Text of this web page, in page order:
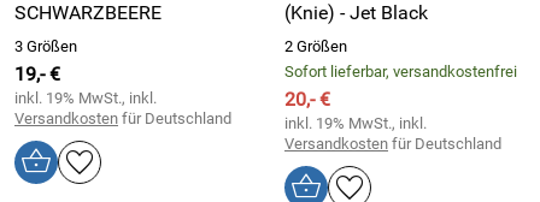
SCHWARZBEERE
3 Größen
19,- €
inkl. 19% MwSt., inkl.
Versandkosten für Deutschland
(Knie) - Jet Black
2 Größen
Sofort lieferbar, versandkostenfrei
20,- €
inkl. 19% MwSt., inkl.
Versandkosten für Deutschland